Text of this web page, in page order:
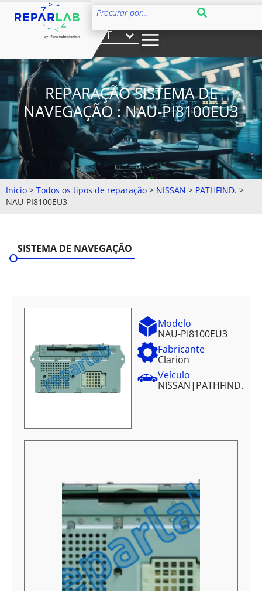
PT
REPARAÇÃO SISTEMA DE
NAVEGAÇÃO : NAU-PI8100EU3
Início > Todos os tipos de reparação > NISSAN > PATHFIND. >
NAU-PI8100EU3
SISTEMA DE NAVEGAÇÃO
Modelo
NAU-PI8100EU3
Fabricante
Clarion
Veículo
NISSAN| PATHFIND.